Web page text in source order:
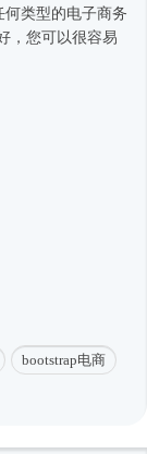
何类型的电子商务
，您可以很容易
bootstrap电商